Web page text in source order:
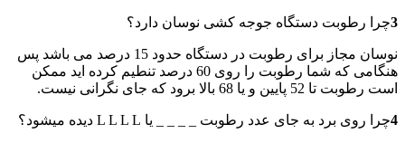
3چرا رطوبت دستگاه جوجه کشی نوسان دارد؟
نوسان مجاز برای رطوبت در دستگاه حدود 15 درصد می باشد پس
هنگامی که شما رطوبت را روی 60 درصد تنطیم کرده اید ممکن
است رطوبت تا 52 پایین و یا 68 بالا برود که جای نگرانی نیست.
4چرا روی برد به جای عدد رطوبت _ _ _ _ یا L L L L دیده میشود؟